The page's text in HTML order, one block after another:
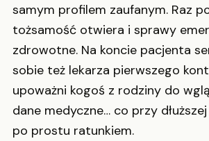
samym profilem zaufanym. Raz
tożsamość otwiera i sprawy
zdrowotne. Na koncie pacjenta
sobie też lekarza pierwszego
upoważni kogoś z rodziny do
dane medyczne… co przy
po prostu ratunkiem.